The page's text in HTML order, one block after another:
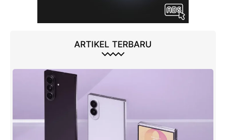
ARTIKEL TERBARU